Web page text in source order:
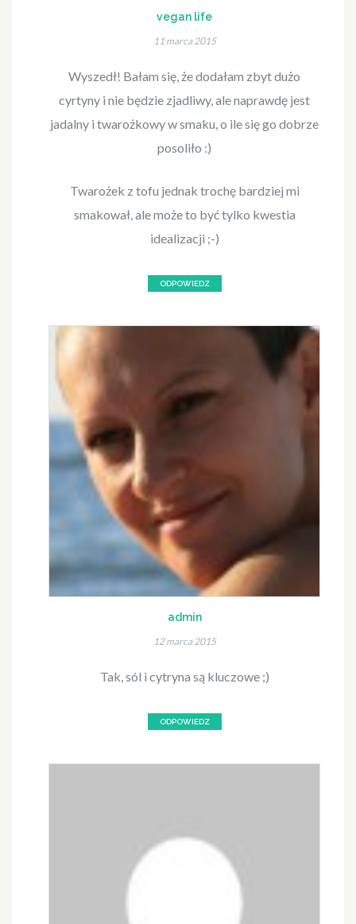
vegan life
11 marca 2015
Wyszedł! Bałam się, że dodałam zbyt dużo
cyrtyny i nie będzie zjadliwy, ale naprawdę jest
jadalny i twarożkowy w smaku, o ile się go dobrze
posoliło :)
Twarożek z tofu jednak trochę bardziej mi
smakował, ale może to być tylko kwestia
idealizacji ;-)
ODPOWIEDZ
admin
12 marca 2015
Tak, sól i cytryna są kluczowe ;)
ODPOWIEDZ